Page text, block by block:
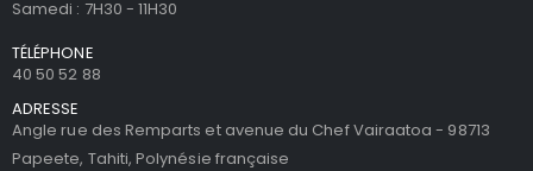
Samedi : 7H30 - 11H30
TÉLÉPHONE
40 50 52 88
ADRESSE
Angle rue des Remparts et avenue du Chef Vairaatoa - 98713
Papeete, Tahiti, Polynésie française